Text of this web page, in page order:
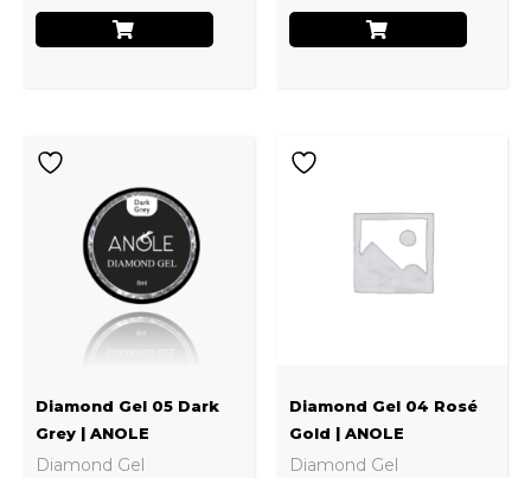
Diamond Gel 05 Dark
Grey | ANOLE
Diamond Gel
Diamond Gel 04 Rosé
Gold | ANOLE
Diamond Gel